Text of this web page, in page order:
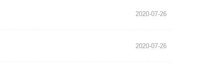
2020-07-26
2020-07-26